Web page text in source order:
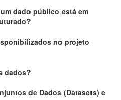
dado público está em
no projeto
dados?
de Dados (Datasets) e